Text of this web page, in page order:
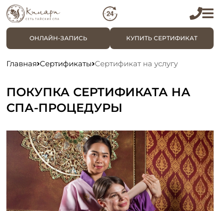
ОНЛАЙН-ЗАПИСЬ КУПИТЬ СЕРТИФИКАТ
Главная Сертификаты Сертификат на услугу
ПОКУПКА СЕРТИФИКАТА НА
СПА-ПРОЦЕДУРЫ